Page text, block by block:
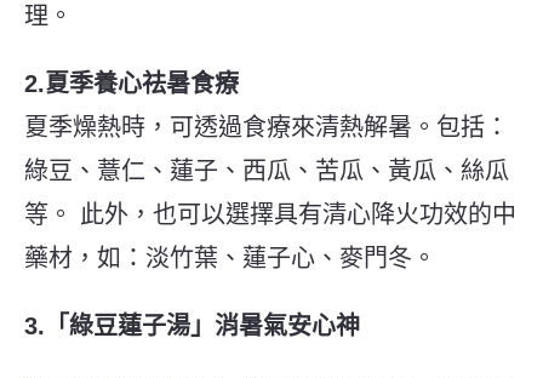
理。
2.夏季養心祛暑食療
夏季燥熱時，可透過食療來清熱解暑。包括：
綠豆、薏仁、蓮子、西瓜、苦瓜、黃瓜、絲瓜
等。 此外，也可以選擇具有清心降火功效的中
藥材，如：淡竹葉、蓮子心、麥門冬。
3. 「綠豆蓮子湯」消暑氣安心神